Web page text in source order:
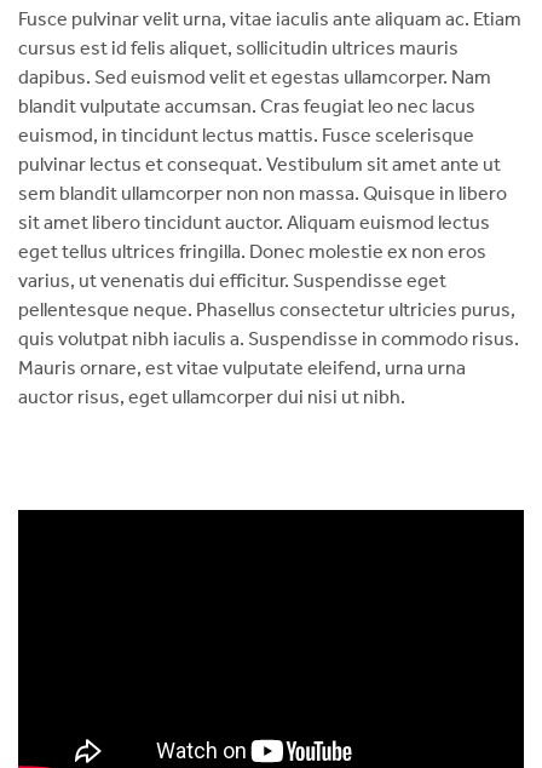
Fusce pulvinar velit urna, vitae iaculis ante aliquam ac. Etiam
cursus est id felis aliquet, sollicitudin ultrices mauris
dapibus. Sed euismod velit et egestas ullamcorper. Nam
blandit vulputate accumsan. Cras feugiat leo nec lacus
euismod, in tincidunt lectus mattis. Fusce scelerisque
pulvinar lectus et consequat. Vestibulum sit amet ante ut
sem blandit ullamcorper non non massa. Quisque in libero
sit amet libero tincidunt auctor. Aliquam euismod lectus
eget tellus ultrices fringilla. Donec molestie ex non eros
varius, ut venenatis dui efficitur. Suspendisse eget
pellentesque neque. Phasellus consectetur ultricies purus,
quis volutpat nibh iaculis a. Suspendisse in commodo risus.
Mauris ornare, est vitae vulputate eleifend, urna urna
auctor risus, eget ullamcorper dui nisi ut nibh.